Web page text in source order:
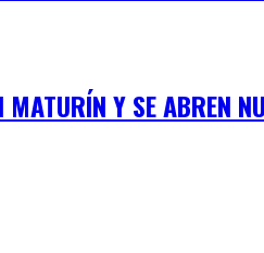
Y SE ABREN